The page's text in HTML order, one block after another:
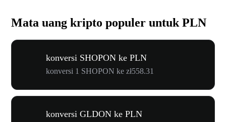
Mata uang kripto populer untuk PLN
konversi SHOPON ke PLN
konversi 1 SHOPON ke zł558.31
konversi GLDON ke PLN